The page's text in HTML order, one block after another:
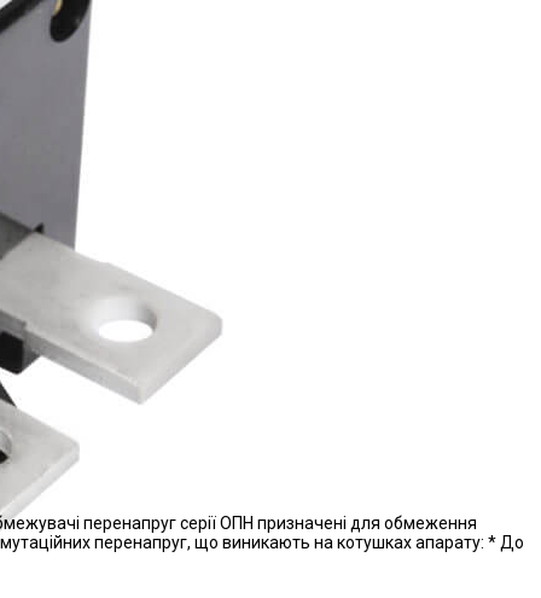
перенапруг серії ОПН призначені для обмеження
перенапруг, що виникають на котушках апарату: * До